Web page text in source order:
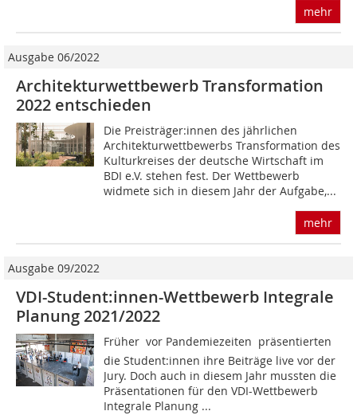
mehr
Ausgabe 06/2022
Architekturwettbewerb Transformation
2022 entschieden
Die Preisträger:innen des jährlichen
Architekturwettbewerbs Transformation des
Kulturkreises der deutsche Wirtschaft im
BDI e.V. stehen fest. Der Wettbewerb
widmete sich in diesem Jahr der Aufgabe,...
mehr
Ausgabe 09/2022
VDI-Student:innen-Wettbewerb Integrale
Planung 2021/2022
Früher  vor Pandemiezeiten  präsentierten
die Student:innen ihre Beiträge live vor der
Jury. Doch auch in diesem Jahr mussten die
Präsentationen für den VDI-Wettbewerb
Integrale Planung ...